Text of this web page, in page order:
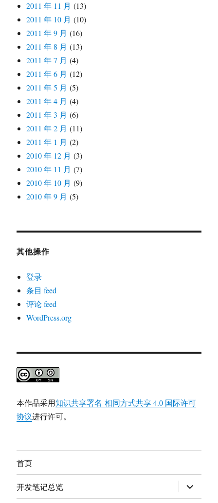
2011 年 11 月 (13)
2011 年 10 月 (10)
2011 年 9 月 (16)
2011 年 8 月 (13)
2011 年 7 月 (4)
2011 年 6 月 (12)
2011 年 5 月 (5)
2011 年 4 月 (4)
2011 年 3 月 (6)
2011 年 2 月 (11)
2011 年 1 月 (2)
2010 年 12 月 (3)
2010 年 11 月 (7)
2010 年 10 月 (9)
2010 年 9 月 (5)
其他操作
登录
条目 feed
评论 feed
WordPress.org
本作品采用知识共享署名-相同方式共享 4.0 国际许可
协议进行许可。
首页
开发笔记总览 展
开
子